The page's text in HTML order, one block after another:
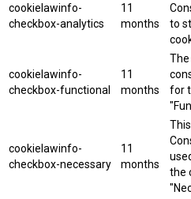
cookielawinfo-
checkbox-analytics
11
months
to
cookielawinfo-
checkbox-functional
11
months
The
for
cookielawinfo-
checkbox-necessary
11
months
the